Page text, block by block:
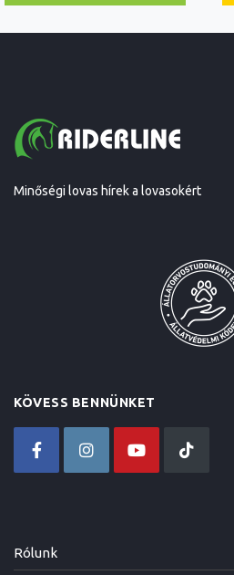
Minőségi lovas hírek a lovasokért
KÖVESS BENNÜNKET
Rólunk